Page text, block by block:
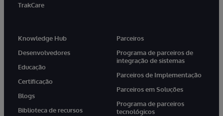
TrakCare
Knowledge Hub
Desenvolvedores
Educação
Certificação
Blogs
Biblioteca de recursos
Parceiros
Programa de parceiros de
integração de sistemas
Parceiros de Implementação
Parceiros em Soluções
Programa de parceiros
tecnológicos